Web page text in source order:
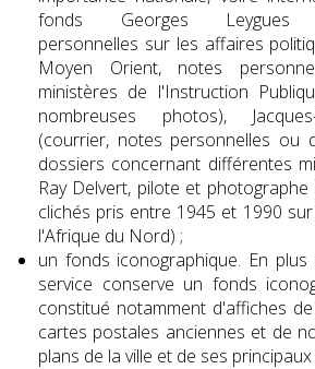
fonds Georges Leygues
personnelles sur les affaires
Moyen Orient, notes
ministères de l'Instruction
nombreuses photos),
(courrier, notes personnelles ou
dossiers concernant différentes
Ray Delvert, pilote et
clichés pris entre 1945 et 1990
l'Afrique du Nord) ;
un fonds iconographique. En
service conserve un fonds
constitué notamment d'affiches
cartes postales anciennes et de
plans de la ville et de ses